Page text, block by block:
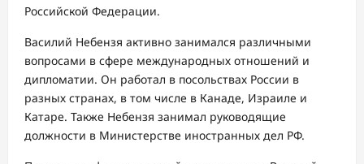
Российской Федерации.
Василий Небензя активно занимался различными
вопросами в сфере международных отношений и
дипломатии. Он работал в посольствах России в
разных странах, в том числе в Канаде, Израиле и
Катаре. Также Небензя занимал руководящие
должности в Министерстве иностранных дел РФ.